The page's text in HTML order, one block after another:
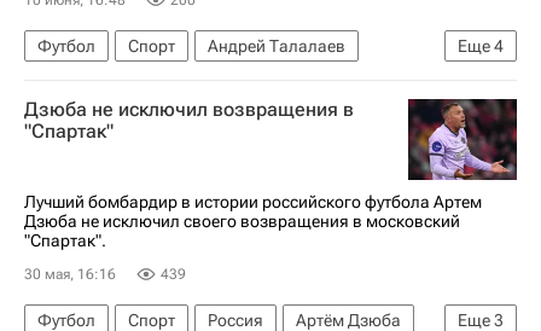
Еще4
Футбол Спорт
Андрей Талалаев
Сергей Рыжиков
Рубин Балтика Химки
Дзюба не исключил возвращения в
"Спартак"
Лучший бомбардир в истории российского футбола Артем
Дзюба не исключил своего возвращения в московский
"Спартак".
30 мая, 16:16 439
Еще3
Футбол Спорт Россия
Артём Дзюба